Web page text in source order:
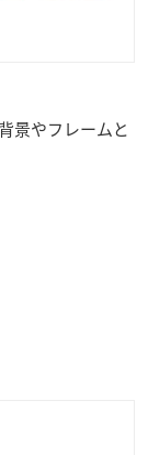
景やフレームと